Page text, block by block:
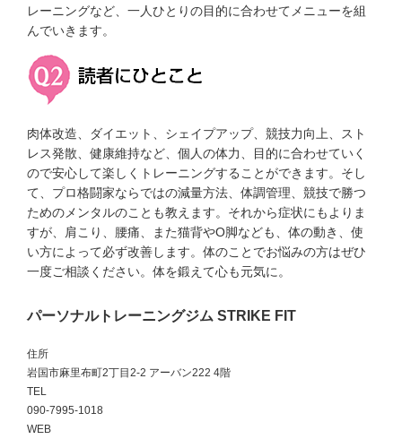
レーニングなど、一人ひとりの目的に合わせてメニューを組
んでいきます。
肉体改造、ダイエット、シェイプアップ、競技力向上、スト
レス発散、健康維持など、個人の体力、目的に合わせていく
ので安心して楽しくトレーニングすることができます。そし
て、プロ格闘家ならではの減量方法、体調管理、競技で勝つ
ためのメンタルのことも教えます。それから症状にもよりま
すが、肩こり、腰痛、また猫背やO脚なども、体の動き、使
い方によって必ず改善します。体のことでお悩みの方はぜひ
一度ご相談ください。体を鍛えて心も元気に。
パーソナルトレーニングジム STRIKE FIT
住所
岩国市麻里布町2丁目2-2 アーバン222 4階
TEL
090-7995-1018
WEB